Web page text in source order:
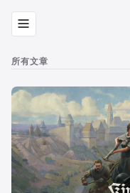
所有文章